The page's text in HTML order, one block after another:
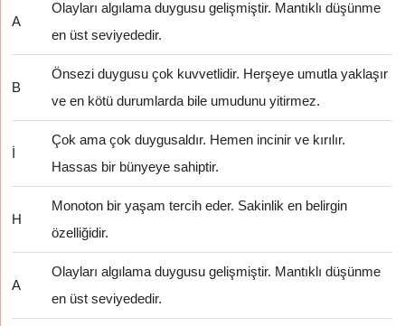
A
Olayları algılama duygusu gelişmiştir. Mantıklı düşünme
en üst seviyededir.
B
Önsezi duygusu çok kuvvetlidir. Herşeye umutla yaklaşır
ve en kötü durumlarda bile umudunu yitirmez.
İ
Çok ama çok duygusaldır. Hemen incinir ve kırılır.
Hassas bir bünyeye sahiptir.
H
Monoton bir yaşam tercih eder. Sakinlik en belirgin
özelliğidir.
A
Olayları algılama duygusu gelişmiştir. Mantıklı düşünme
en üst seviyededir.